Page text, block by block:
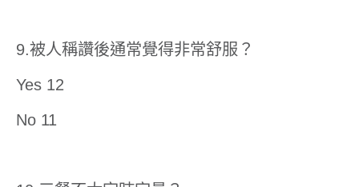
9.被人稱讚後通常覺得非常舒服？
Yes 12
No 11